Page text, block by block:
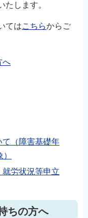
します。
てはこちらからご
へ
て（障害基礎年
労状況等申立
ちの方へ